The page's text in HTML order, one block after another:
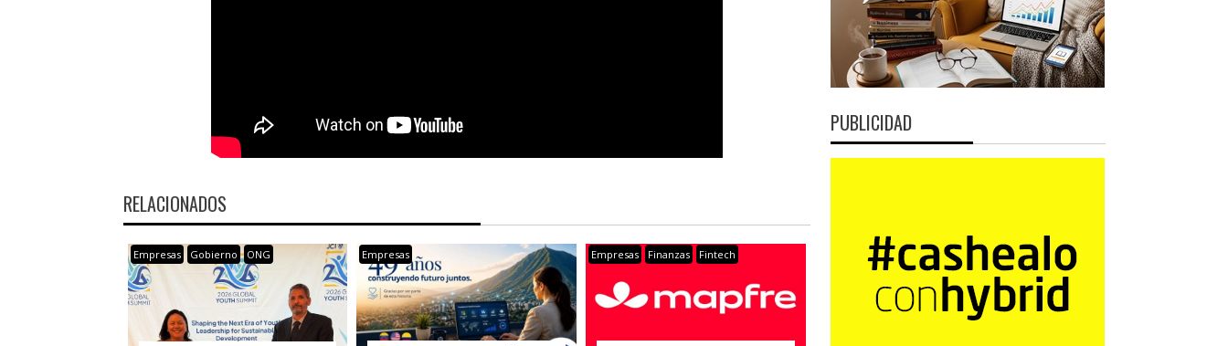
RELACIONADOS
Empresas Gobierno ONG Empresas Empresas Finanzas Fintech
PUBLICIDAD